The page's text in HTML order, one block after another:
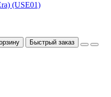
(USE01)
Быстрый заказ